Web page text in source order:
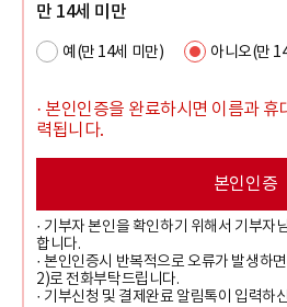
만 14세 미만
예(만 14세 미만) 아니오(만
· 본인인증을 완료하시면 이름과 휴
력됩니다.
본인인증
· 기부자 본인을 확인하기 위해서 기부자
합니다.
· 본인인증시 반복적으로 오류가 발생하
2)로 전화부탁드립니다.
· 기부신청 및 결제완료 알림톡이 입력하